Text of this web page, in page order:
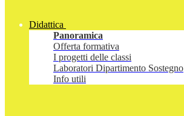
Didattica
Panoramica
Offerta formativa
I progetti delle classi
Laboratori Dipartimento Sostegno
Info utili